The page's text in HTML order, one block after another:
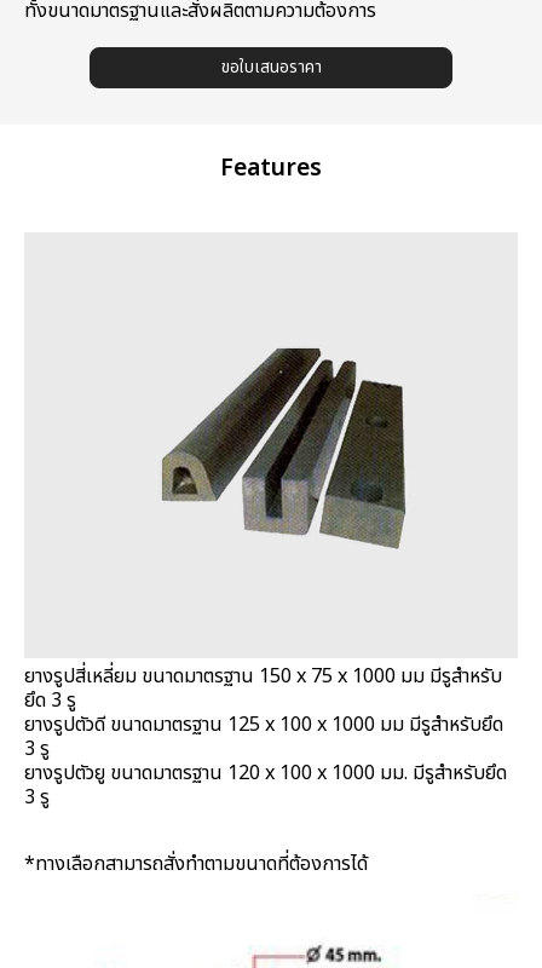
ทั้งขนาดมาตรฐานและสั่งผลิตตามความต้องการ
ขอใบเสนอราคา
Features
ยางรูปสี่เหลี่ยม ขนาดมาตรฐาน 150 x 75 x 1000 มม มีรูสำหรับ
ยึด 3 รู
ยางรูปตัวดี ขนาดมาตรฐาน 125 x 100 x 1000 มม มีรูสำหรับยึด
3 รู
ยางรูปตัวยู ขนาดมาตรฐาน 120 x 100 x 1000 มม. มีรูสำหรับยึด
3 รู
*ทางเลือกสามารถสั่งทำตามขนาดที่ต้องการได้